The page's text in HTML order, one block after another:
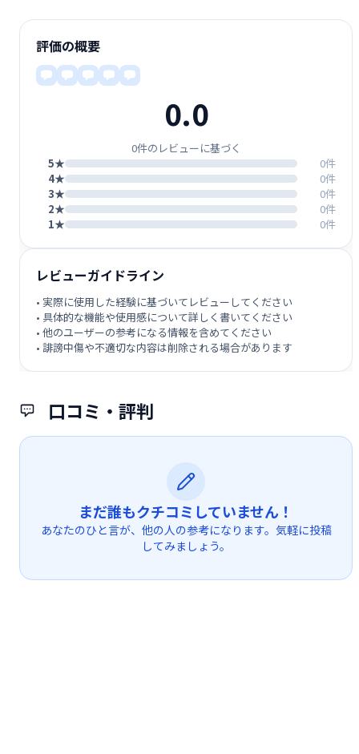
口コミ・評判
まだ誰もクチコミしていません！
あなたのひと言が、他の人の参考になります。気軽に投稿
してみましょう。
評価の概要
0.0
0件のレビューに基づく
5★
0件
4★
0件
3★
0件
2★
0件
1★
0件
レビューガイドライン
• 実際に使用した経験に基づいてレビューしてください
• 具体的な機能や使用感について詳しく書いてください
• 他のユーザーの参考になる情報を含めてください
• 誹謗中傷や不適切な内容は削除される場合があります